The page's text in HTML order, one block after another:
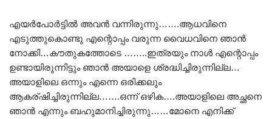
എയർപോർട്ടിൽ അവൻ വന്നിരുന്നു…….ആധവിനെ
എടുത്തുകൊണ്ടു എന്റൊപ്പം വരുന്ന വൈധവിനെ ഞാൻ
നോക്കി…കൗതുകത്തോടെ ……..ഇത്രയും നാൾ എന്റൊപ്പം
ഉണ്ടായിരുന്നിട്ടും ഞാൻ അയാളെ ശ്രദ്ധിച്ചിരുന്നില്ല…
അയാളിലെ ഒന്നും എന്നെ ഒരിക്കലും
ആകര്ഷിച്ചിരുന്നില്ല…….ഒന്ന് ഒഴിക….അയാളിലെ അച്ഛനെ
ഞാൻ എന്നും ബഹുമാനിച്ചിരുന്നു……മോനെ എനിക്ക്